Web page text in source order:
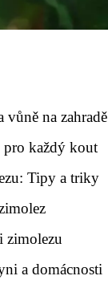
vůně na zahradě
každý kout
Tipy a triky
zimolezu
a domácnosti